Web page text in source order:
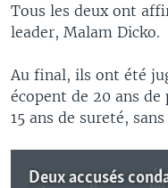
Tous les deux ont
leader, Malam Dicko.
Au final, ils ont été
écopent de 20 ans
15 ans de sureté,